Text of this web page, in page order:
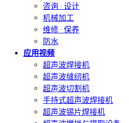
咨询 · 设计
机械加工
维修 · 保养
防水
应用视频
超声波焊接机
超声波缝纫机
超声波切割机
手持式超声波焊接机
超声波锡片焊接机